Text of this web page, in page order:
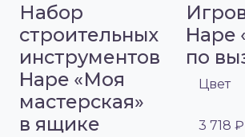
Набор
строительных
инструментов
Hape «Моя
мастерская»
в ящике
Hape
по
Цвет
3 718 ₽